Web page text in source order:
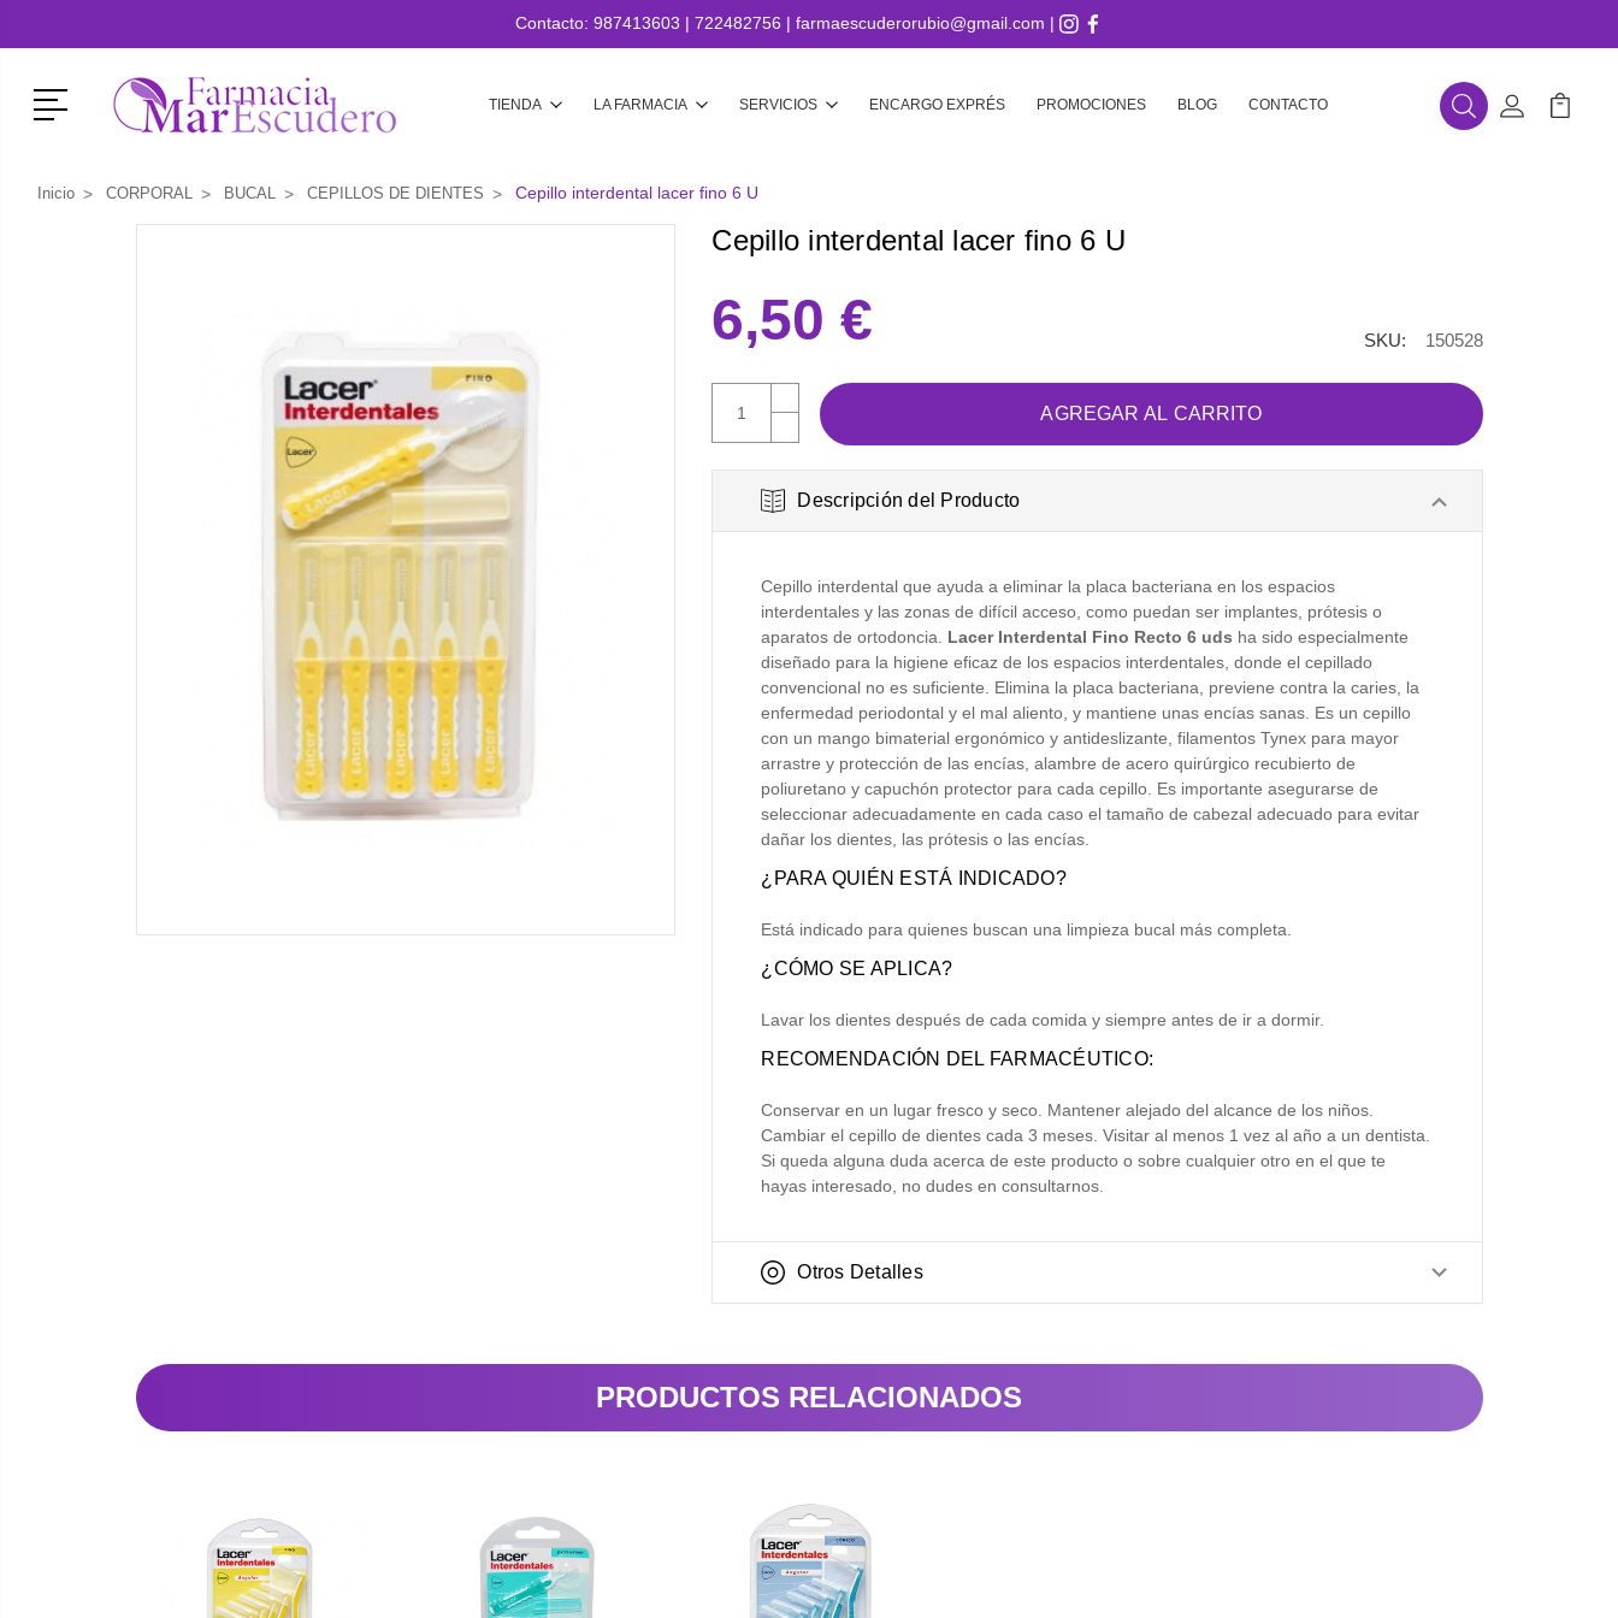
Contacto: 987413603 | 722482756 | farmaescuderorubio@gmail.com |
Menú TIENDA LA FARMACIA SERVICIOS ENCARGO EXPRÉS PROMOCIONES BLOG CONTACTO BuscarMi Cuenta
Mi
Inicio CORPORAL BUCAL CEPILLOS DE DIENTES Cepillo interdental lacer fino 6 U
Cepillo interdental lacer fino 6 U
6,50 €
AUMENTAR
CANTIDAD:
DISMINUIR
CANTIDAD:
SKU: 150528
Descripción del Producto
Cepillo interdental que ayuda a eliminar la placa bacteriana en los espacios
interdentales y las zonas de difícil acceso, como puedan ser implantes, prótesis o
aparatos de ortodoncia. Lacer Interdental Fino Recto 6 uds ha sido especialmente
diseñado para la higiene eficaz de los espacios interdentales, donde el cepillado
convencional no es suficiente. Elimina la placa bacteriana, previene contra la caries, la
enfermedad periodontal y el mal aliento, y mantiene unas encías sanas. Es un cepillo
con un mango bimaterial ergonómico y antideslizante, filamentos Tynex para mayor
arrastre y protección de las encías, alambre de acero quirúrgico recubierto de
poliuretano y capuchón protector para cada cepillo. Es importante asegurarse de
seleccionar adecuadamente en cada caso el tamaño de cabezal adecuado para evitar
dañar los dientes, las prótesis o las encías.
¿PARA QUIÉN ESTÁ INDICADO?
Está indicado para quienes buscan una limpieza bucal más completa.
¿CÓMO SE APLICA?
Lavar los dientes después de cada comida y siempre antes de ir a dormir.
RECOMENDACIÓN DEL FARMACÉUTICO:
Conservar en un lugar fresco y seco. Mantener alejado del alcance de los niños.
Cambiar el cepillo de dientes cada 3 meses. Visitar al menos 1 vez al año a un dentista.
Si queda alguna duda acerca de este producto o sobre cualquier otro en el que te
hayas interesado, no dudes en consultarnos.
Otros Detalles
PRODUCTOS RELACIONADOS